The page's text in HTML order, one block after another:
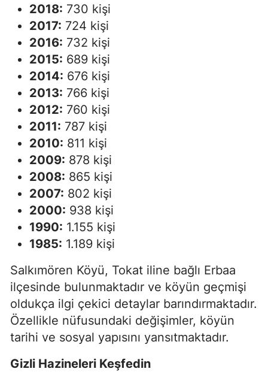
2018: 730 kişi
2017: 724 kişi
2016: 732 kişi
2015: 689 kişi
2014: 676 kişi
2013: 766 kişi
2012: 760 kişi
2011: 787 kişi
2010: 811 kişi
2009: 878 kişi
2008: 865 kişi
2007: 802 kişi
2000: 938 kişi
1990: 1.155 kişi
1985: 1.189 kişi
Salkımören Köyü, Tokat iline bağlı Erbaa
ilçesinde bulunmaktadır ve köyün geçmişi
oldukça ilgi çekici detaylar barındırmaktadır.
Özellikle nüfusundaki değişimler, köyün
tarihi ve sosyal yapısını yansıtmaktadır.
Gizli Hazineleri Keşfedin